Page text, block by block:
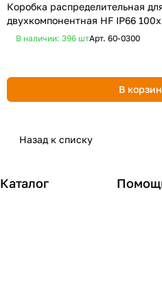
Коробка распределительная
двухкомпонентная HF IP66
В наличии: 396 штАрт. 60-0300
В
Назад к списку
Каталог